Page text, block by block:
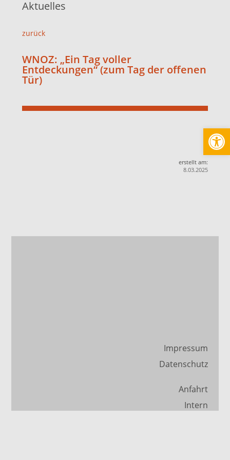
Aktuelles
zurück
WNOZ: „Ein Tag voller
Entdeckungen“ (zum Tag der offenen
Tür)
erstellt am:
8.03.2025
Impressum
Datenschutz
Anfahrt
Intern